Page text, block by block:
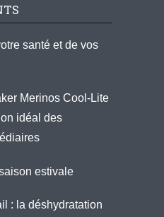
santé et de vos
Merinos Cool-Lite
idéal des
estivale
: la déshydratation